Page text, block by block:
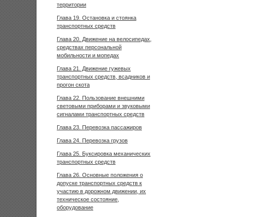
территории
Глава 19. Остановка и стоянка
транспортных средств
Глава 20. Движение на велосипедах,
средствах персональной
мобильности и мопедах
Глава 21. Движение гужевых
транспортных средств, всадников и
прогон скота
Глава 22. Пользование внешними
световыми приборами и звуковыми
сигналами транспортных средств
Глава 23. Перевозка пассажиров
Глава 24. Перевозка грузов
Глава 25. Буксировка механических
транспортных средств
Глава 26. Основные положения о
допуске транспортных средств к
участию в дорожном движении, их
техническое состояние,
оборудование